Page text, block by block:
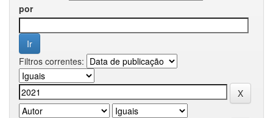
por
Filtros correntes: